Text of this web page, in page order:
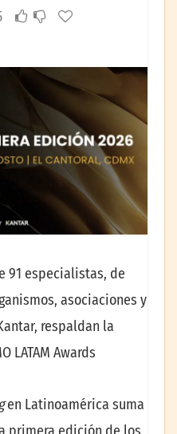
91 especialistas, de
asociaciones y
respaldan la
LATAM Awards
en Latinoamérica suma